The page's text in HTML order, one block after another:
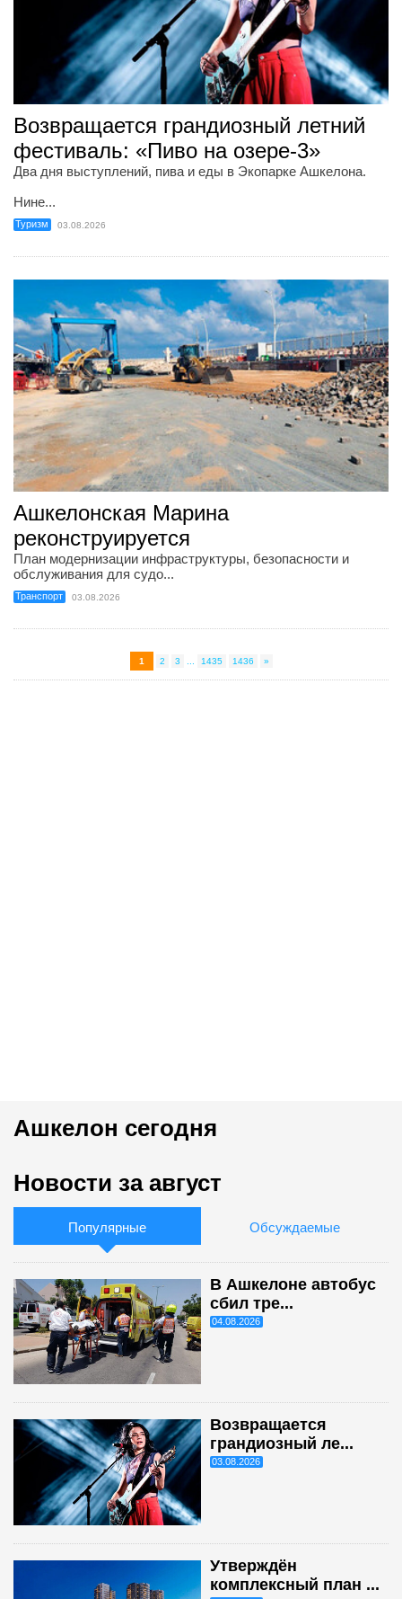
Возвращается грандиозный летний
фестиваль: «Пиво на озере-3»
Два дня выступлений, пива и еды в Экопарке Ашкелона.
Нине...
Туризм 03.08.2026
Ашкелонская Марина
реконструируется
План модернизации инфраструктуры, безопасности и
обслуживания для судо...
Транспорт 03.08.2026
1 2 3 1435 1436 »
Ашкелон сегодня
Новости за август
Популярные Обсуждаемые
В Ашкелоне автобус
сбил тре...
04.08.2026
Возвращается
грандиозный ле...
03.08.2026
Утверждён
комплексный план ...